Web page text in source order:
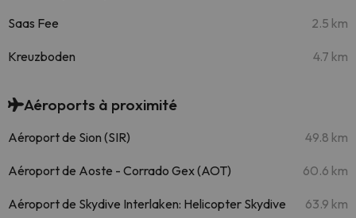
Saas Fee 2.5 km
Kreuzboden 4.7 km
Aéroports à proximité
Aéroport de Sion (SIR) 49.8 km
Aéroport de Aoste - Corrado Gex (AOT) 60.6 km
Aéroport de Skydive Interlaken: Helicopter Skydive 63.9 km